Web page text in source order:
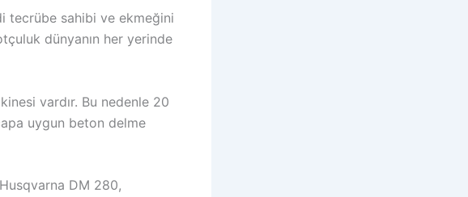
tecrübe sahibi ve ekmeğini
dünyanın her yerinde
vardır. Bu nedenle 20
uygun beton delme
DM 280,